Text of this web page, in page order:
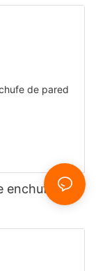
enchufe de